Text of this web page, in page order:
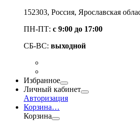
152303, Россия, Ярославская
ПН-ПТ: с 9:00 до 17:00
СБ-ВС: выходной
Избранное
Личный кабинет
Авторизация
Корзина…
Корзина